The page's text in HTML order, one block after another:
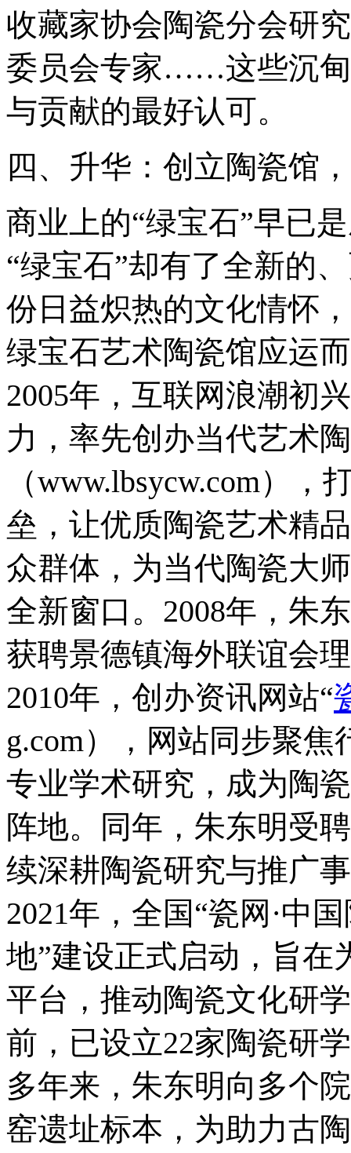
收藏家协会陶瓷分会研
委员会专家……这些沉甸
与贡献的最好认可。
四、升华：创立陶瓷馆
商业上的“绿宝石”早已
“绿宝石”却有了全新的
份日益炽热的文化情怀
绿宝石艺术陶瓷馆应运
2005年，互联网浪潮初
力，率先创办当代艺术
（www.lbsycw.com）
垒，让优质陶瓷艺术精
众群体，为当代陶瓷大
全新窗口。2008年，朱
获聘景德镇海外联谊会
2010年，创办资讯网站“
g.com），网站同步聚
专业学术研究，成为陶
阵地。同年，朱东明受
续深耕陶瓷研究与推广
2021年，全国“瓷网·中
地”建设正式启动，旨在
平台，推动陶瓷文化研
前，已设立22家陶瓷研
多年来，朱东明向多个
窑遗址标本，为助力古